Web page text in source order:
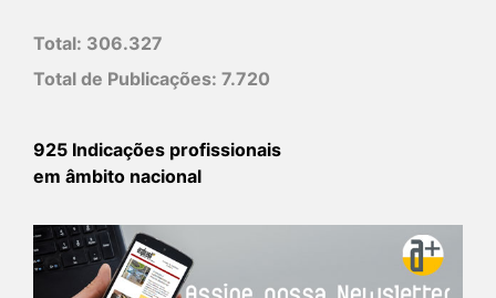
Total: 306.327
Total de Publicações: 7.720
925 Indicações profissionais
em âmbito nacional